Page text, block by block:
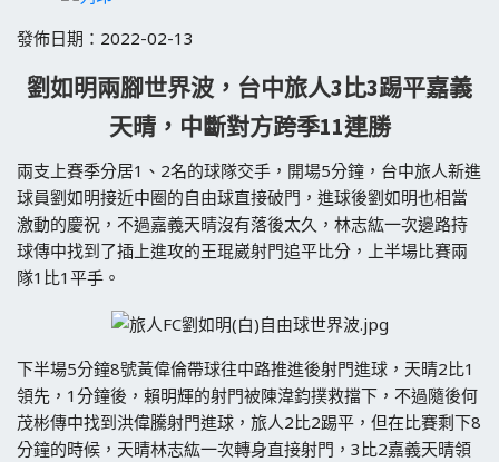
發佈日期：2022-02-13
劉如明兩腳世界波，台中旅人3比3踢平嘉義
天晴，中斷對方跨季11連勝
兩支上賽季分居1、2名的球隊交手，開場5分鐘，台中旅人新進
球員劉如明接近中圈的自由球直接破門，進球後劉如明也相當
激動的慶祝，不過嘉義天晴沒有落後太久，林志紘一次邊路持
球傳中找到了插上進攻的王琨崴射門追平比分，上半場比賽兩
隊1比1平手。
下半場5分鐘8號黃偉倫帶球往中路推進後射門進球，天晴2比1
領先，1分鐘後，賴明輝的射門被陳湋鈞撲救擋下，不過隨後何
茂彬傳中找到洪偉騰射門進球，旅人2比2踢平，但在比賽剩下8
分鐘的時候，天晴林志紘一次轉身直接射門，3比2嘉義天晴領